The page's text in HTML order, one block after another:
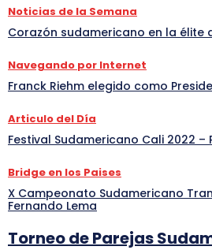
Noticias de la Semana
Corazón sudamericano en la élite
Navegando por Internet
Franck Riehm elegido como
Articulo del Día
Festival Sudamericano Cali 2022 –
Bridge en los Paises
X Campeonato Sudamericano
Fernando Lema
Torneo de Parejas